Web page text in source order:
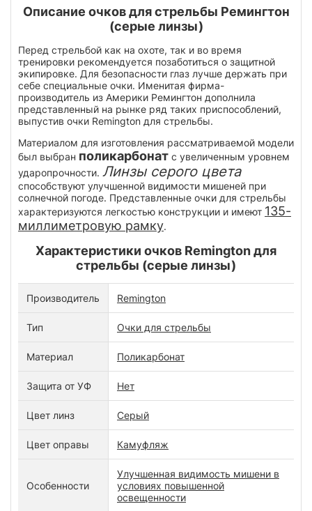
Описание очков для стрельбы Ремингтон
(серые линзы)
Перед стрельбой как на охоте, так и во время
тренировки рекомендуется позаботиться о защитной
экипировке. Для безопасности глаз лучше держать при
себе специальные очки. Именитая фирма-
производитель из Америки Ремингтон дополнила
представленный на рынке ряд таких приспособлений,
выпустив очки Remington для стрельбы.
Материалом для изготовления рассматриваемой модели
был выбран поликарбонат с увеличенным уровнем
ударопрочности. Линзы серого цвета
способствуют улучшенной видимости мишеней при
солнечной погоде. Представленные очки для стрельбы
характеризуются легкостью конструкции и имеют 135-
миллиметровую рамку.
Характеристики очков Remington для
стрельбы (серые линзы)
Производитель Remington
Тип Очки для стрельбы
Материал Поликарбонат
Защита от УФ Нет
Цвет линз Серый
Цвет оправы Камуфляж
Особенности
Улучшенная видимость мишени в
условиях повышенной
освещенности